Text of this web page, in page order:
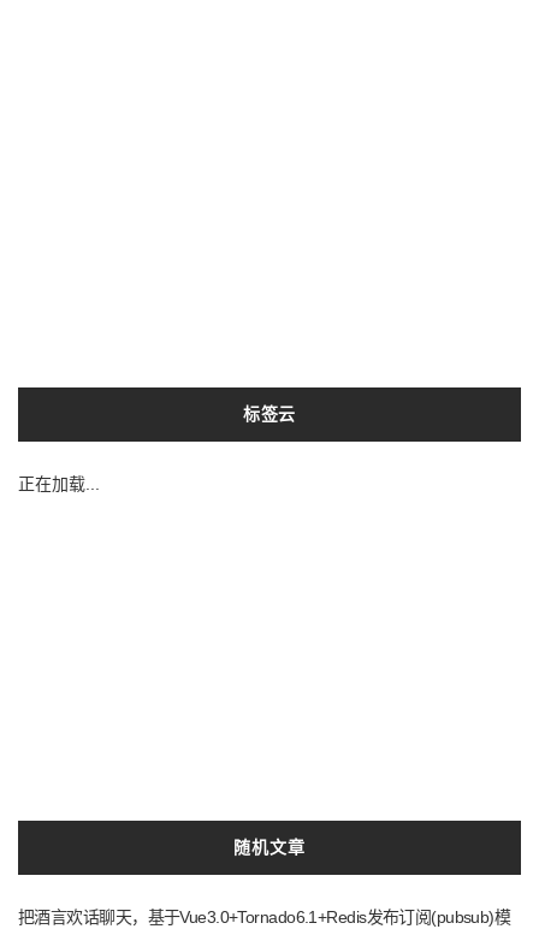
标签云
正在加载...
随机文章
把酒言欢话聊天，基于Vue3.0+Tornado6.1+Redis发布订阅(pubsub)模